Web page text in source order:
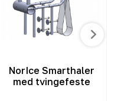
NorIce Smarthaler
med tvingefeste